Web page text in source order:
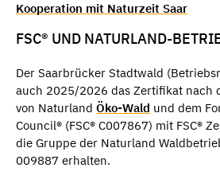
Kooperation mit Naturzeit Saar
FSC® UND NATURLAND-
Der Saarbrücker Stadtwald
auch 2025/2026 das Zertifikat nach
von Naturland Öko-Wald und dem
Council® (FSC® C007867) mit FSC®
die Gruppe der Naturland
009887 erhalten.